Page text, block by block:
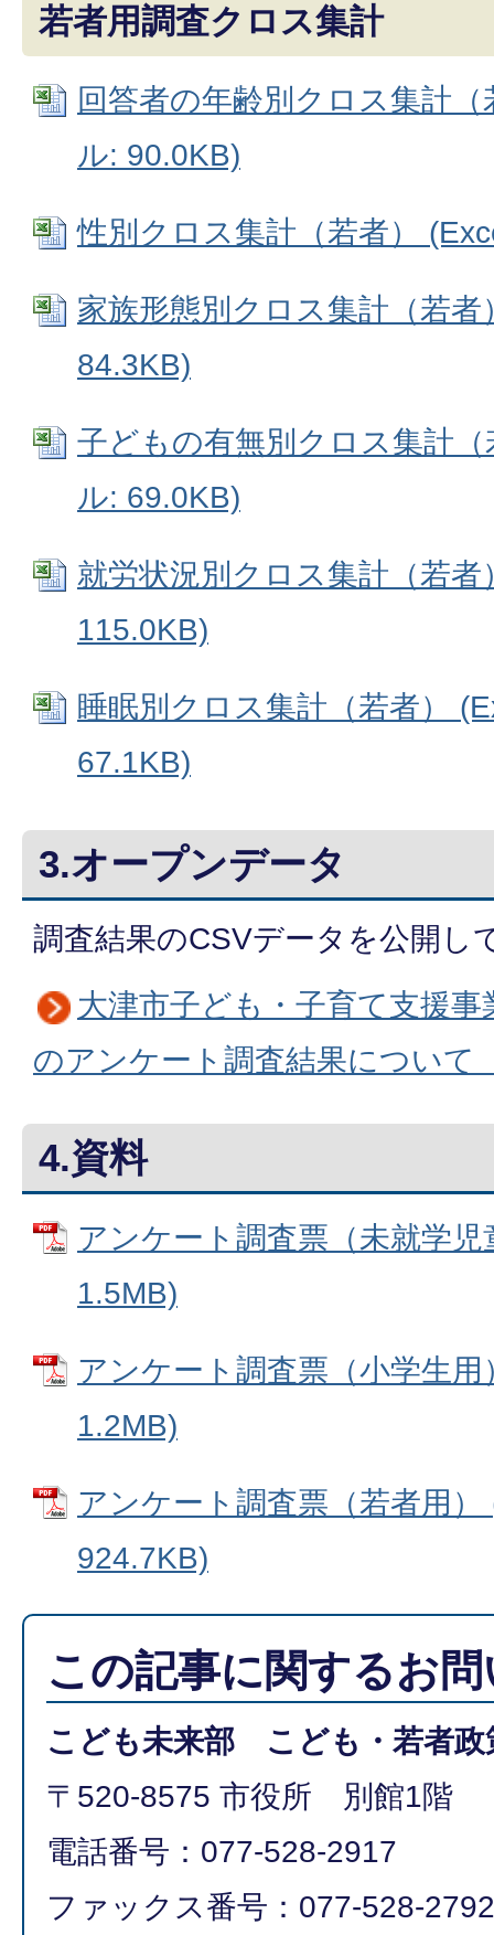
若者用調査クロス集計
回答者の年齢別クロス集計
ル: 90.0KB)
性別クロス集計（若者）
家族形態別クロス集計（若
84.3KB)
子どもの有無別クロス集計
ル: 69.0KB)
就労状況別クロス集計（若
115.0KB)
睡眠別クロス集計（若者）
67.1KB)
3.オープンデータ
調査結果のCSVデータを公開し
大津市子ども・子育て支援
のアンケート調査結果について
4.資料
アンケート調査票（未就学
1.5MB)
アンケート調査票（小学生
1.2MB)
アンケート調査票（若者用
924.7KB)
この記事に関するお
こども未来部 こども・若者
〒520-8575 市役所 別館1階
電話番号：077-528-2917
ファックス番号：077-528-2792